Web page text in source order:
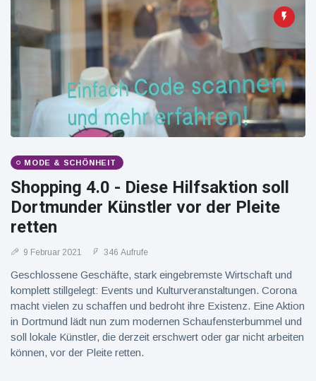
Vor WM-
Finale:
Rauch-
Warnung
und Hitze
in New
York
37
Aufrufe
MODE & SCHÖNHEIT
Shopping 4.0 - Diese Hilfsaktion soll
Dortmunder Künstler vor der Pleite
retten
9 Februar 2021 346 Aufrufe
Geschlossene Geschäfte, stark eingebremste Wirtschaft und
komplett stillgelegt: Events und Kulturveranstaltungen. Corona
macht vielen zu schaffen und bedroht ihre Existenz. Eine Aktion
in Dortmund lädt nun zum modernen Schaufensterbummel und
soll lokale Künstler, die derzeit erschwert oder gar nicht arbeiten
können, vor der Pleite retten.